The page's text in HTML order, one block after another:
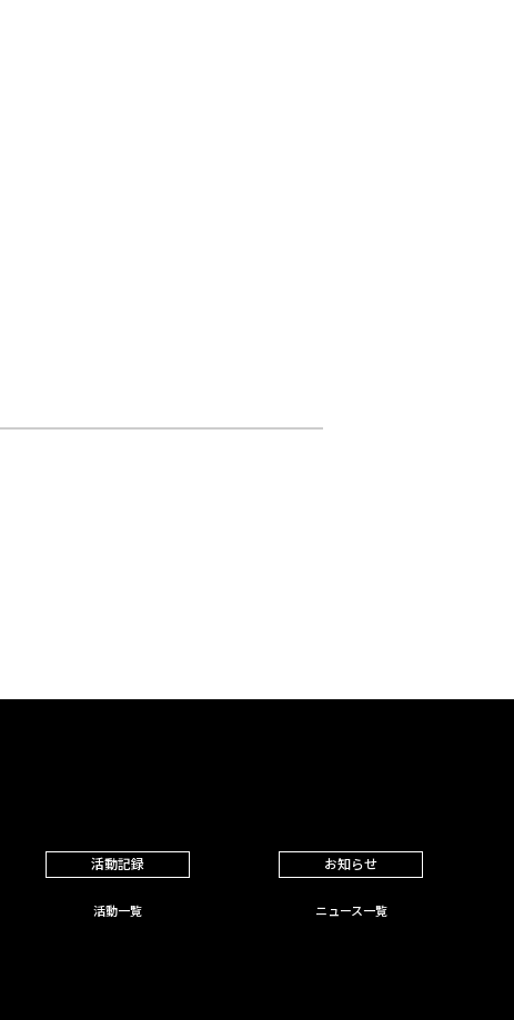
活動記録
活動一覧
お知らせ
ニュース一覧